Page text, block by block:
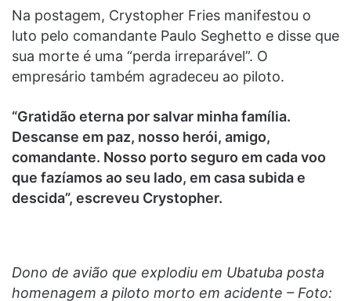
Na postagem, Crystopher Fries manifestou o
luto pelo comandante Paulo Seghetto e disse que
sua morte é uma “perda irreparável”. O
empresário também agradeceu ao piloto.
“Gratidão eterna por salvar minha família.
Descanse em paz, nosso herói, amigo,
comandante. Nosso porto seguro em cada voo
que fazíamos ao seu lado, em casa subida e
descida”, escreveu Crystopher.
Dono de avião que explodiu em Ubatuba posta
homenagem a piloto morto em acidente – Foto: